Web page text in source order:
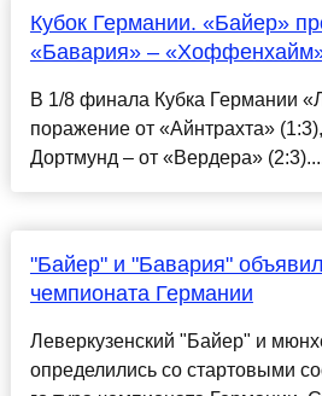
Кубок Германии. «Байер»
«Бавария» –
В 1/8 финала Кубка Германии
поражение от «Айнтрахта»
Дортмунд – от «Вердера»
"Байер" и "Бавария"
чемпионата Германии
Леверкузенский "Байер" и
определились со стартовыми